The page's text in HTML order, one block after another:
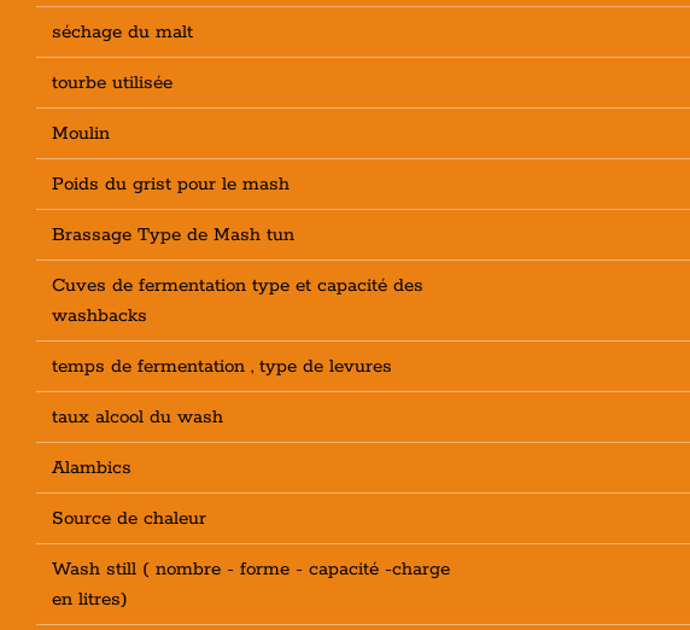
séchage du malt
tourbe utilisée
Moulin
Poids du grist pour le mash
Brassage Type de Mash tun
Cuves de fermentation type et capacité des
washbacks
temps de fermentation , type de levures
taux alcool du wash
Alambics
Source de chaleur
Wash still ( nombre - forme - capacité -charge
en litres)